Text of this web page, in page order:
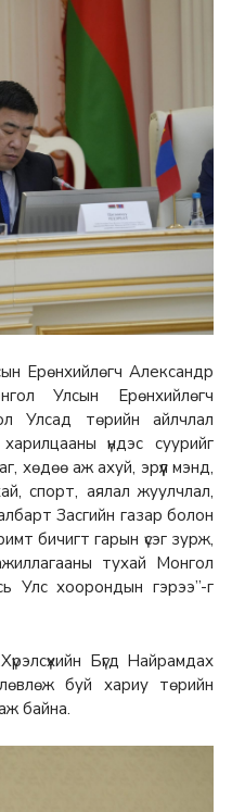
Ерөнхийлөгч Александр
Улсын Ерөнхийлөгч
Улсад төрийн айлчлал
үндэс суурийг
хөдөө аж ахуй, эрүүл мэнд,
спорт, аялал жуулчлал,
Засгийн газар болон
бичигт гарын үсэг зурж,
тухай Монгол
Улс хоорондын гэрээ”-г
Бүгд Найрамдах
буй хариу төрийн
байна.